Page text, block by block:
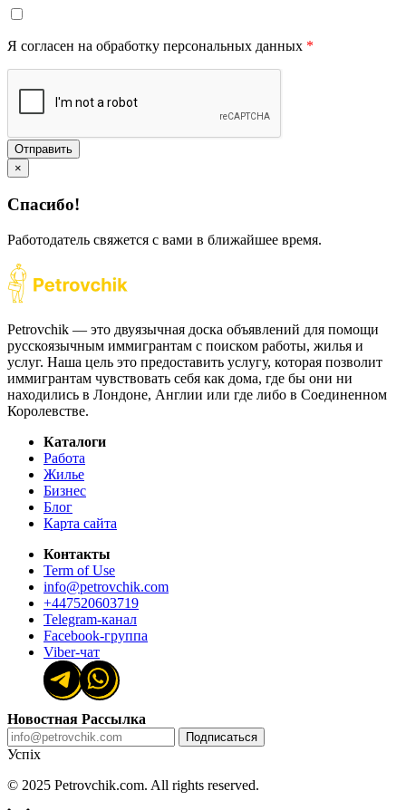
Я согласен на обработку персональных данных *
Отправить
×
Спасибо!
Работодатель свяжется с вами в ближайшее время.
Petrovchik — это двуязычная доска объявлений для помощи
русскоязычным иммигрантам с поиском работы, жилья и
услуг. Наша цель это предоставить услугу, которая позволит
иммигрантам чувствовать себя как дома, где бы они ни
находились в Лондоне, Англии или где либо в Соединенном
Королевстве.
Каталоги
Работа
Жилье
Бизнес
Блог
Карта сайта
Контакты
Term of Use
info@petrovchik.com
+447520603719
Telegram-канал
Facebook-группа
Viber-чат
Новостная Рассылка
Подписаться
Успіх
© 2025 Petrovchik.com. All rights reserved.